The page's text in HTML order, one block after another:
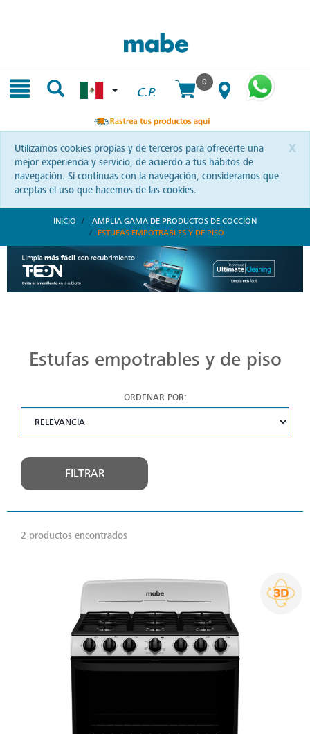
C.P.
0
x
Utilizamos cookies propias y de terceros para ofrecerte una
mejor experiencia y servicio, de acuerdo a tus hábitos de
navegación. Si continuas con la navegación, consideramos que
aceptas el uso que hacemos de las cookies.
INICIO
AMPLIA GAMA DE PRODUCTOS DE COCCIÓN
ESTUFAS EMPOTRABLES Y DE PISO
Estufas empotrables y de piso
ORDENAR POR:
FILTRAR
2 productos encontrados